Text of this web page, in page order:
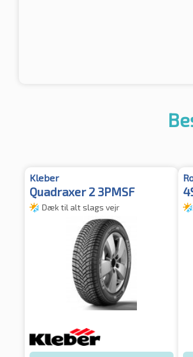
Kleber
Quadraxer 2 3PMSF
Dæk til alt slags vejr